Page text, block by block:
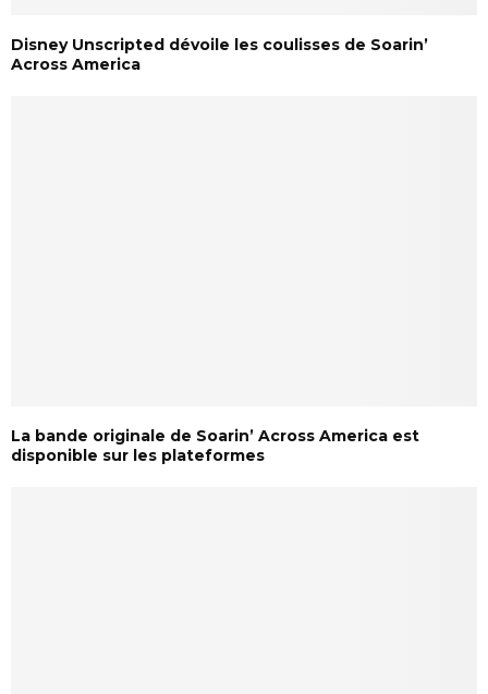
Disney Unscripted dévoile les coulisses de Soarin’
Across America
La bande originale de Soarin’ Across America est
disponible sur les plateformes